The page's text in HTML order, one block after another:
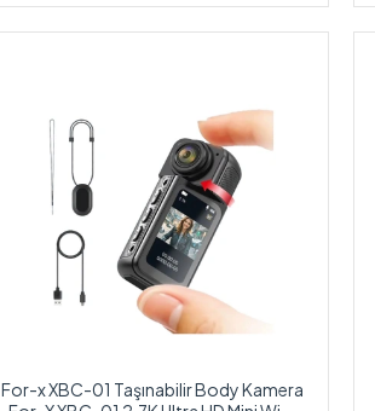
For-x XBC-01 Taşınabilir Body Kamera